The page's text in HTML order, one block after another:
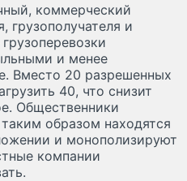
коммерческий
грузополучателя и
и менее
Вместо 20 разрешенных
40, что снизит
Общественники
образом находятся
и монополизируют
компании